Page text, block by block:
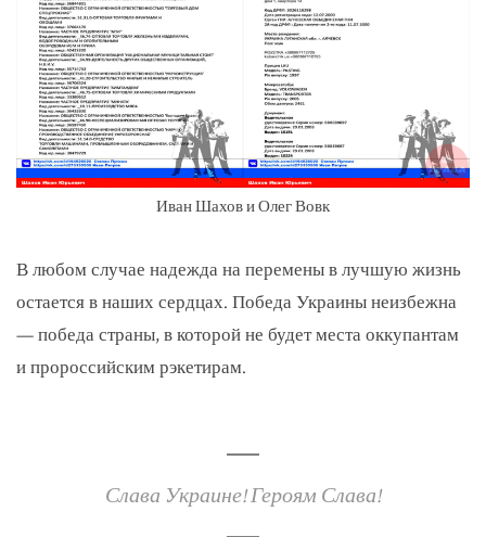
Иван Шахов и Олег Вовк
В любом случае надежда на перемены в лучшую жизнь
остается в наших сердцах. Победа Украины неизбежна
— победа страны, в которой не будет места оккупантам
и пророссийским рэкетирам.
Слава Украине! Героям Слава!